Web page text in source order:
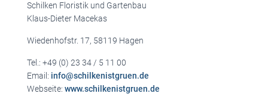
Schilken Floristik und Gartenbau
Klaus-Dieter Macekas
Wiedenhofstr. 17, 58119 Hagen
Tel.: +49 (0) 23 34 / 5 11 00
Email: info@schilkenistgruen.de
Webseite: www.schilkenistgruen.de